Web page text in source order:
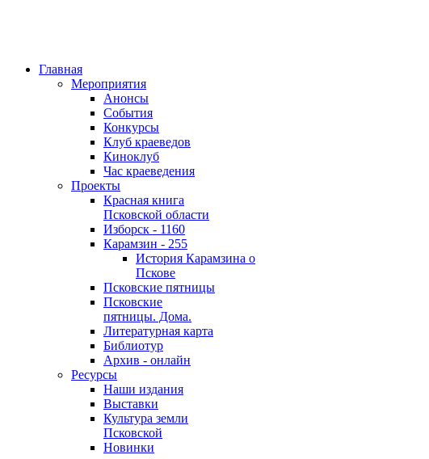
Главная
Мероприятия
Анонсы
События
Конкурсы
Клуб краеведов
Киноклуб
Час краеведения
Проекты
Красная книга
Псковской области
Изборск - 1160
Карамзин - 255
История Карамзина о
Пскове
Псковские пятницы
Псковские
пятницы. Дома.
Литературная карта
Библиотур
Архив - онлайн
Ресурсы
Наши издания
Выставки
Культура земли
Псковской
Новинки